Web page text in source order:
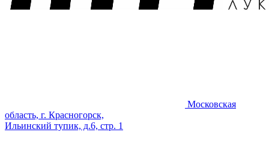
Московская
область, г. Красногорск,
Ильинский тупик, д.6, стр. 1